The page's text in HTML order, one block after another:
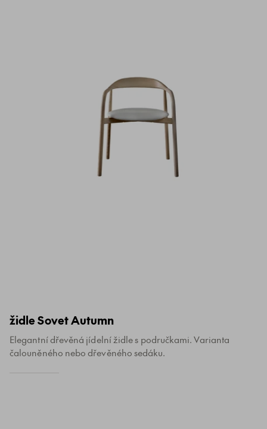
židle Sovet Autumn
Elegantní dřevěná jídelní židle s područkami. Varianta
čalouněného nebo dřevěného sedáku.